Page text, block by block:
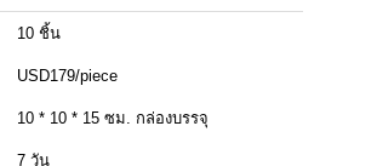
10 ชิ้น
USD179/piece
10 * 10 * 15 ซม. กล่องบรรจุ
7 วัน